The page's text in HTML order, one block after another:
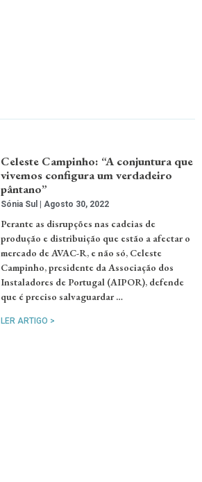
Celeste Campinho: “A conjuntura que
vivemos configura um verdadeiro
pântano”
Sónia Sul Agosto 30, 2022
Perante as disrupções nas cadeias de
produção e distribuição que estão a afectar o
mercado de AVAC-R, e não só, Celeste
Campinho, presidente da Associação dos
Instaladores de Portugal (AIPOR), defende
que é preciso salvaguardar …
LER ARTIGO >